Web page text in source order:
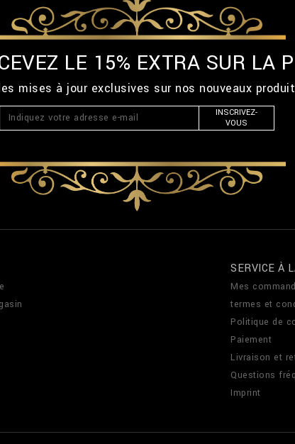
LE 15% EXTRA SUR LA
mises à jour exclusives sur nos nouveaux
INSCRIVEZ-
VOUS
SERVICE À
Mes
termes et
Politique de
Paiement
Livraison et
Questions
Imprint